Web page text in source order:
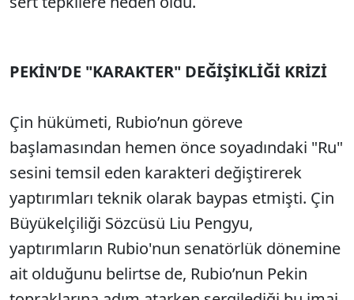
PEKİN’DE "KARAKTER" DEĞİŞİKLİĞİ KRİZİ
Çin hükümeti, Rubio’nun göreve
başlamasından hemen önce soyadındaki "Ru"
sesini temsil eden karakteri değiştirerek
yaptırımları teknik olarak baypas etmişti. Çin
Büyükelçiliği Sözcüsü Liu Pengyu,
yaptırımların Rubio'nun senatörlük dönemine
ait olduğunu belirtse de, Rubio’nun Pekin